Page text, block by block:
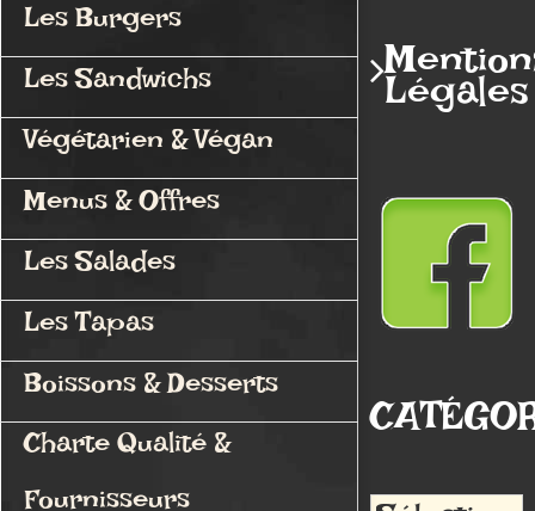
Les Burgers
Les Sandwichs
Végétarien & Végan
Menus & Offres
Les Salades
Les Tapas
Boissons & Desserts
Charte Qualité &
Légales